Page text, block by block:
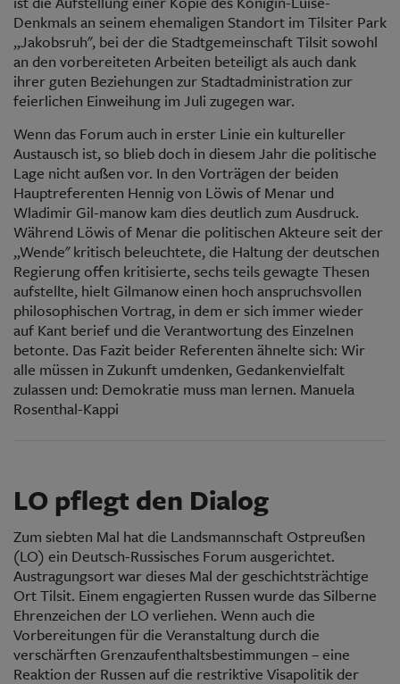
Denkmals an seinem ehemaligen Standort im Tilsiter Park
„Jakobsruh", bei der die Stadtgemeinschaft Tilsit sowohl
an den vorbereiteten Arbeiten beteiligt als auch dank
ihrer guten Beziehungen zur Stadtadministration zur
feierlichen Einweihung im Juli zugegen war.
Wenn das Forum auch in erster Linie ein kultureller
Austausch ist, so blieb doch in diesem Jahr die politische
Lage nicht außen vor. In den Vorträgen der beiden
Hauptreferenten Hennig von Löwis of Menar und
Wladimir Gil-manow kam dies deutlich zum Ausdruck.
Während Löwis of Menar die politischen Akteure seit der
„Wende" kritisch beleuchtete, die Haltung der deutschen
Regierung offen kritisierte, sechs teils gewagte Thesen
aufstellte, hielt Gilmanow einen hoch anspruchsvollen
philosophischen Vortrag, in dem er sich immer wieder
auf Kant berief und die Verantwortung des Einzelnen
betonte. Das Fazit beider Referenten ähnelte sich: Wir
alle müssen in Zukunft umdenken, Gedankenvielfalt
zulassen und: Demokratie muss man lernen. Manuela
Rosenthal-Kappi
LO pflegt den Dialog
Zum siebten Mal hat die Landsmannschaft Ostpreußen
(LO) ein Deutsch-Russisches Forum ausgerichtet.
Austragungsort war dieses Mal der geschichtsträchtige
Ort Tilsit. Einem engagierten Russen wurde das Silberne
Ehrenzeichen der LO verliehen. Wenn auch die
Vorbereitungen für die Veranstaltung durch die
verschärften Grenzaufenthaltsbestimmungen – eine
Reaktion der Russen auf die restriktive Visapolitik der